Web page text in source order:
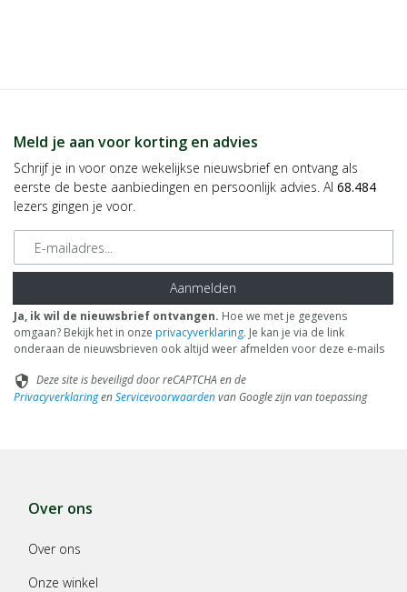
Meld je aan voor korting en advies
Schrijf je in voor onze wekelijkse nieuwsbrief en ontvang als
eerste de beste aanbiedingen en persoonlijk advies. Al 68.484
lezers gingen je voor.
E-mailadres
Aanmelden
Ja, ik wil de nieuwsbrief ontvangen. Hoe we met je gegevens
omgaan? Bekijk het in onze privacyverklaring. Je kan je via de link
onderaan de nieuwsbrieven ook altijd weer afmelden voor deze e-mails
security Deze site is beveiligd door reCAPTCHA en de
PrivacyverklaringenServicevoorwaardenvan Google zijn van toepassing
Over ons
Over ons
Onze winkel